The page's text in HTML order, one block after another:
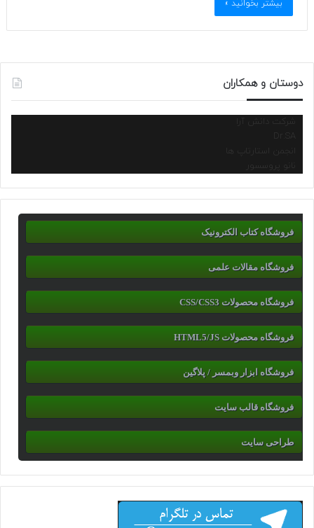
بیشتر بخوانید »
دوستان و همکاران
شرکت دانش آرا
انجمن استارتاپ ها
نانو پروسسور
فروشگاه کتاب الکترونیک
فروشگاه مقالات علمی
فروشگاه محصولات CSS/CSS3
فروشگاه محصولات HTML5/JS
فروشگاه ابزار وبمسر / پلاگین
فروشگاه قالب سایت
طراحی سایت